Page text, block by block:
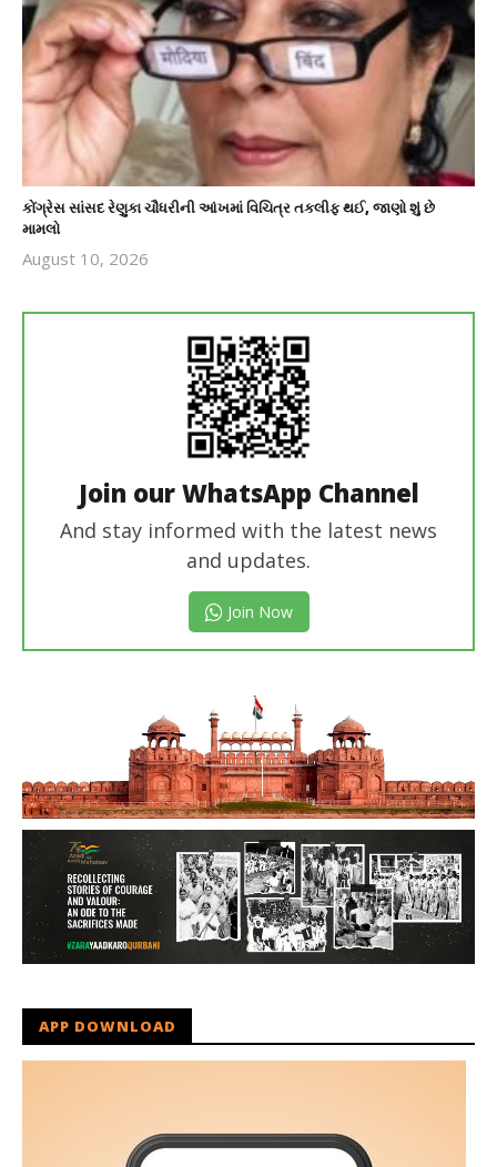
કોંગ્રેસ સાંસદ રેણુકા ચૌધરીની આંખમાં વિચિત્ર તકલીફ થઈ, જાણો શું છે
મામલો
August 10, 2026
Join our WhatsApp Channel
And stay informed with the latest news
and updates.
Join Now
APP DOWNLOAD